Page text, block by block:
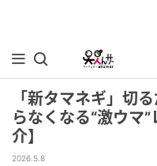
「新タマネギ」切
らなくなる“激ウマ
介】
2026.5.8